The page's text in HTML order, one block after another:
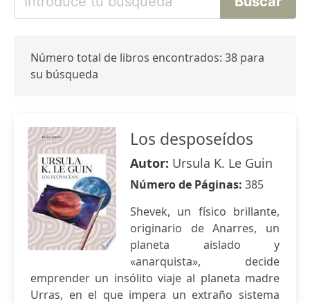
Número total de libros encontrados: 38 para
su búsqueda
Los desposeídos
Autor: Ursula K. Le Guin
Número de Páginas: 385
Shevek, un físico brillante,
originario de Anarres, un
planeta aislado y
«anarquista», decide
emprender un insólito viaje al planeta madre
Urras, en el que impera un extraño sistema